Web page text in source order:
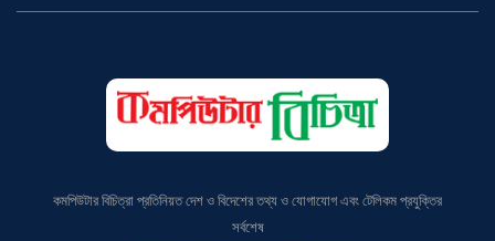
কমপিউটার বিচিত্রা প্রতিনিয়ত দেশ ও বিদেশের তথ্য ও যোগাযোগ এবং টেলিকম প্রযুক্তির
সর্বশেষ